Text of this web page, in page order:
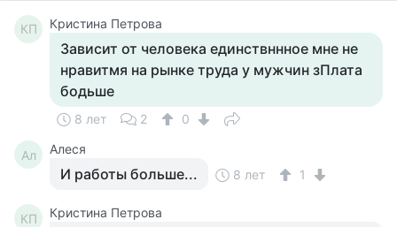
КП Кристина Петрова
Зависит от человека единствннное мне не
нравитмя на рынке труда у мужчин зПлата
бодьше
8 лет 2 0
Ал Алеся
И работы больше... 8 лет 1
КП Кристина Петрова